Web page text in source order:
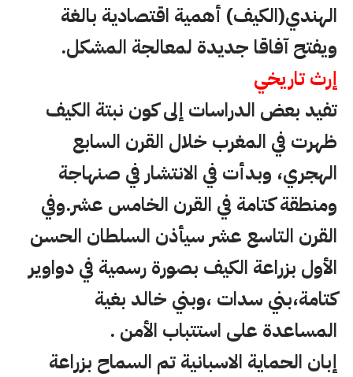
الهندي(الكيف) أهمية اقتصادية بالغة
ويفتح آفاقا جديدة لمعالجة المشكل.
إرث تاريخي
تفيد بعض الدراسات إلى كون نبتة الكيف
ظهرت في المغرب خلال القرن السابع
الهجري، وبدأت في الانتشار في صنهاجة
ومنطقة كتامة في القرن الخامس عشر.وفي
القرن التاسع عشر سيأذن السلطان الحسن
الأول بزراعة الكيف بصورة رسمية في دواوير
كتامة،بني سدات ،وبني خالد بغية
المساعدة على استتباب الأمن .
إبان الحماية الاسبانية تم السماح بزراعة